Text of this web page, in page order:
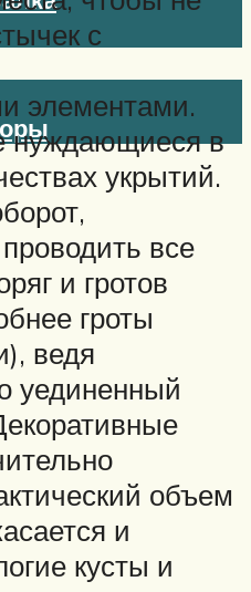
с
элементами.
нуждающиеся в
укрытий.
все
и гротов
гроты
ведя
уединенный
объем
и
кусты и